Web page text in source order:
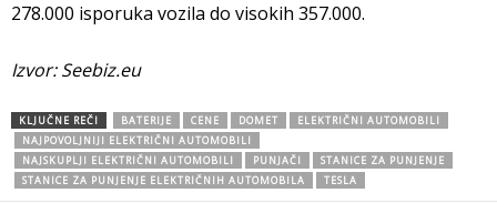
278.000 isporuka vozila do visokih 357.000.
Izvor: Seebiz.eu
KLJUČNE REČI BATERIJE CENE DOMET
ELEKTRIČNI AUTOMOBILI
NAJPOVOLJNIJI ELEKTRIČNI AUTOMOBILI
NAJSKUPLJI ELEKTRIČNI AUTOMOBILI
PUNJAČI
STANICE ZA PUNJENJE
STANICE ZA PUNJENJE ELEKTRIČNIH AUTOMOBILA
TESLA